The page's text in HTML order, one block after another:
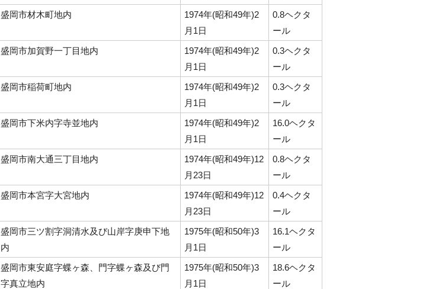
盛岡市材木町地内
1974年(昭和49年)2
月1日
0.8ヘクタ
ール
盛岡市加賀野一丁目地内
1974年(昭和49年)2
月1日
0.3ヘクタ
ール
盛岡市稲荷町地内
1974年(昭和49年)2
月1日
0.3ヘクタ
ール
盛岡市下米内字寺並地内
1974年(昭和49年)2
月1日
16.0ヘクタ
ール
盛岡市南大通三丁目地内
1974年(昭和49年)12
月23日
0.8ヘクタ
ール
盛岡市本宮字大宮地内
1974年(昭和49年)12
月23日
0.4ヘクタ
ール
盛岡市三ツ割字洞清水及び山岸字庚申下地
内
1975年(昭和50年)3
月1日
16.1ヘクタ
ール
盛岡市東安庭字蝶ヶ森、門字蝶ヶ森及び門
字真立地内
1975年(昭和50年)3
月1日
18.6ヘクタ
ール